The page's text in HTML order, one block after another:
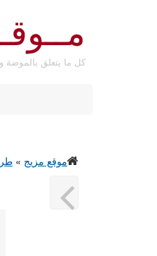
كل ما يتعلق بالموضة و
موقع مزيج »